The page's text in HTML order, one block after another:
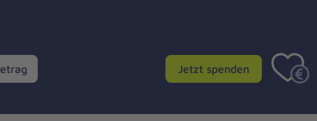
eigener
Betrag
Jetzt spenden